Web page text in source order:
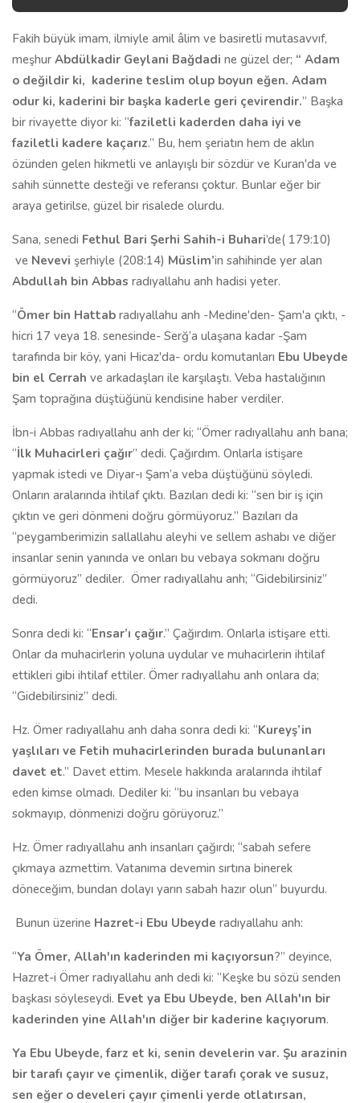
Fakih büyük imam, ilmiyle amil âlim ve basiretli mutasavvıf,
meşhur Abdülkadir Geylani Bağdadi ne güzel der; “ Adam
o değildir ki, kaderine teslim olup boyun eğen. Adam
odur ki, kaderini bir başka kaderle geri çevirendir.” Başka
bir rivayette diyor ki: “faziletli kaderden daha iyi ve
faziletli kadere kaçarız.” Bu, hem şeriatın hem de aklın
özünden gelen hikmetli ve anlayışlı bir sözdür ve Kuran'da ve
sahih sünnette desteği ve referansı çoktur. Bunlar eğer bir
araya getirilse, güzel bir risalede olurdu.
Sana, senedi Fethul Bari Şerhi Sahih-i Buhari’de( 179:10)
ve Nevevi şerhiyle (208:14) Müslim’in sahihinde yer alan
Abdullah bin Abbas radıyallahu anh hadisi yeter.
“Ömer bin Hattab radıyallahu anh -Medine'den- Şam'a çıktı, -
hicri 17 veya 18. senesinde- Serğ’a ulaşana kadar -Şam
tarafında bir köy, yani Hicaz'da- ordu komutanları Ebu Ubeyde
bin el Cerrah ve arkadaşları ile karşılaştı. Veba hastalığının
Şam toprağına düştüğünü kendisine haber verdiler.
İbn-i Abbas radıyallahu anh der ki; “Ömer radıyallahu anh bana;
“İlk Muhacirleri çağır” dedi. Çağırdım. Onlarla istişare
yapmak istedi ve Diyar-ı Şam’a veba düştüğünü söyledi.
Onların aralarında ihtilaf çıktı. Bazıları dedi ki: “sen bir iş için
çıktın ve geri dönmeni doğru görmüyoruz.” Bazıları da
“peygamberimizin sallallahu aleyhi ve sellem ashabı ve diğer
insanlar senin yanında ve onları bu vebaya sokmanı doğru
görmüyoruz” dediler. Ömer radıyallahu anh; “Gidebilirsiniz”
dedi.
Sonra dedi ki: “Ensar’ı çağır.” Çağırdım. Onlarla istişare etti.
Onlar da muhacirlerin yoluna uydular ve muhacirlerin ihtilaf
ettikleri gibi ihtilaf ettiler. Ömer radıyallahu anh onlara da;
“Gidebilirsiniz” dedi.
Hz. Ömer radıyallahu anh daha sonra dedi ki: “Kureyş’in
yaşlıları ve Fetih muhacirlerinden burada bulunanları
davet et.” Davet ettim. Mesele hakkında aralarında ihtilaf
eden kimse olmadı. Dediler ki: “bu insanları bu vebaya
sokmayıp, dönmenizi doğru görüyoruz.”
Hz. Ömer radıyallahu anh insanları çağırdı; “sabah sefere
çıkmaya azmettim. Vatanıma devemin sırtına binerek
döneceğim, bundan dolayı yarın sabah hazır olun” buyurdu.
Bunun üzerine Hazret-i Ebu Ubeyde radıyallahu anh:
“Ya Ömer, Allah'ın kaderinden mi kaçıyorsun?” deyince,
Hazret-i Ömer radıyallahu anh dedi ki: “Keşke bu sözü senden
başkası söyleseydi. Evet ya Ebu Ubeyde, ben Allah'ın bir
kaderinden yine Allah'ın diğer bir kaderine kaçıyorum.
Ya Ebu Ubeyde, farz et ki, senin develerin var. Şu arazinin
bir tarafı çayır ve çimenlik, diğer tarafı çorak ve susuz,
sen eğer o develeri çayır çimenli yerde otlatırsan,